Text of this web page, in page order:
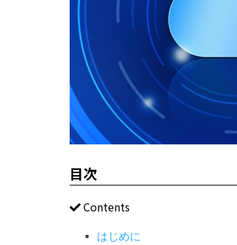
目次
Contents
はじめに